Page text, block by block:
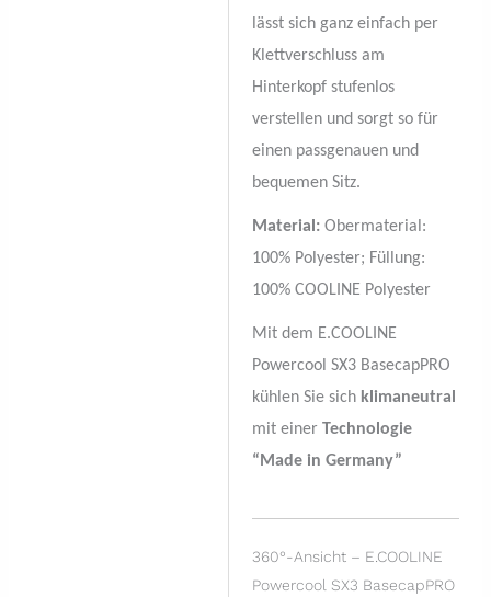
lässt sich ganz einfach per
Klettverschluss am
Hinterkopf stufenlos
verstellen und sorgt so für
einen passgenauen und
bequemen Sitz.
Material: Obermaterial:
100% Polyester; Füllung:
100% COOLINE Polyester
Mit dem E.COOLINE
Powercool SX3 BasecapPRO
kühlen Sie sich klimaneutral
mit einer Technologie
“Made in Germany”
360°-Ansicht – E.COOLINE
Powercool SX3 BasecapPRO